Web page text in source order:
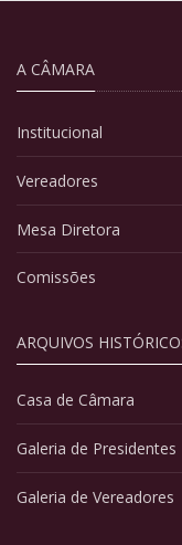
A CÂMARA
Institucional
Vereadores
Mesa Diretora
Comissões
ARQUIVOS
Casa de Câmara
Galeria de Presidentes
Galeria de Vereadores